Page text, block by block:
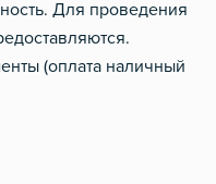
Для проведения
(оплата наличный